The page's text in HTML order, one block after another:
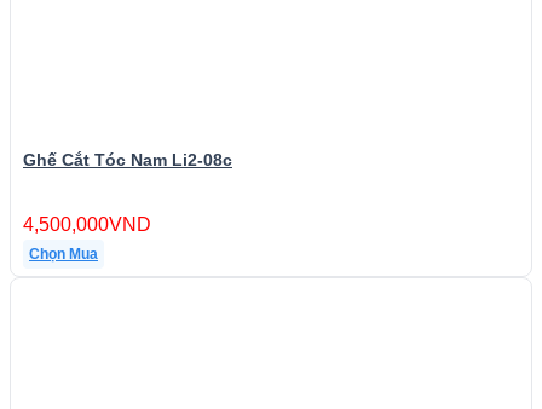
Ghế Cắt Tóc Nam Li2-08c
4,500,000VND
Chọn Mua